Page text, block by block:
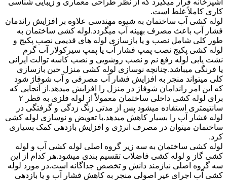
آشپزخانه قرار میگیرد که از نظر طراحی معماری و زیبایی شناسی
کاری کاملاً غلط است.
لوله کشی آب ساختمان به شیوه مهندسی علاوه بر افزایش راندمان
فشار آب باعث مصرف بهینه آب میگردد.لوله کشی ساختمان به
طور کلی شامل نصب و یا بازسازی لوله های قدیمی نصب پکیج و
لوله کشی پکیج نصب پمپ فشار آب یا پمپ سیرکولار آب گرم
نشت یابی لوله رفع نم و نصب روشویی و نصب کاسه توالت ایرانی
یا فرنگی میباشد.چنانچه نوسازی لوله کشی منزل حین بازسازی
کلی میتواند منجر به افزایش فشار آب مصرفی و آب شوفاژ شود
که این امر راندامان شوفاژ در منزل را افزایش میدهد.از آنجایی که
برای لوله کشی داخلی ساختمان معمولاً از لوله فلزی به قطر ۲
سانتیمتری استفاده میشود پس از مدتی زنگ زدگی و گرفتگی در
لوله فشار آب را بسیار کاهش میدهد.با تعویض و نوسازی لوله کشی
ساختمان میتوان در مصرف انرژی و افزایش بازدهی کمک بسیاری
کرد.
لوله کشی ساختمان به سه زیر گروه اصلی لوله کشی آب و لوله
کشی گاز و لوله کشی فاضلاب تقسیم بندی میشود.هر کدام از این
سه گروه اصلی نیازمند دانش و تخصص جداگانه است.در مورد لوله
کشی آب اجرای غیر اصولی منجر به کاهش فشار آب و یا بازدهی